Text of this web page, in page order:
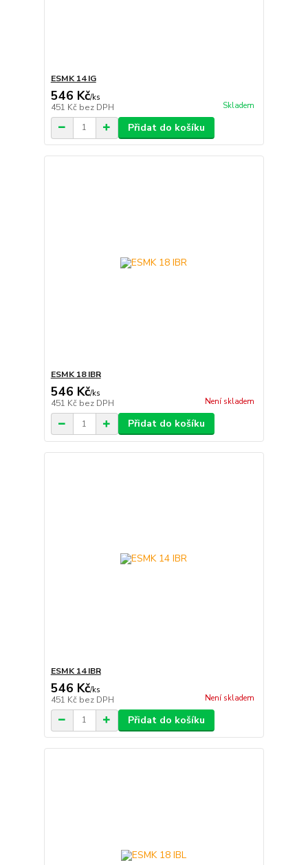
ESMK 14 IG
546 Kč/ks
451 Kč bez DPH Skladem
Přidat do košíku
ESMK 18 IBR
546 Kč/ks
451 Kč bez DPH Není skladem
Přidat do košíku
ESMK 14 IBR
546 Kč/ks
451 Kč bez DPH Není skladem
Přidat do košíku